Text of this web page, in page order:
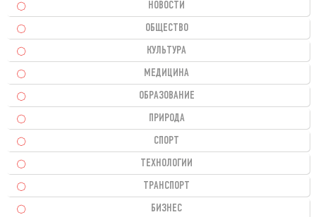
НОВОСТИ
ОБЩЕСТВО
КУЛЬТУРА
МЕДИЦИНА
ОБРАЗОВАНИЕ
ПРИРОДА
СПОРТ
ТЕХНОЛОГИИ
ТРАНСПОРТ
БИЗНЕС